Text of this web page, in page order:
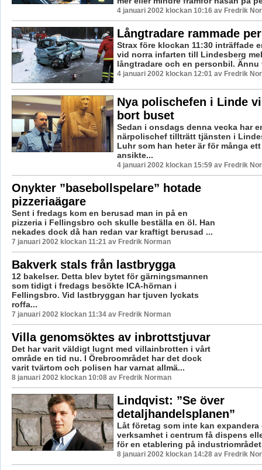
4 januari 2002 klockan 10:16 av Fredrik
Långtradare rammade
Strax före klockan 11:30 inträffade
vid norra infarten till Lindesberg
långtradare och en personbil. Ännu
4 januari 2002 klockan 12:01 av Fredrik
Nya polischefen i Linde
bort buset
Sedan i onsdags denna vecka har
närpolischef tillträtt tjänsten i
Luhr som han heter är för många
ansikte...
4 januari 2002 klockan 15:59 av Fredrik
Onykter ”basebollspelare” hotade
pizzeriaägare
Sent i fredags kom en berusad man in på en
pizzeria i Fellingsbro och skulle beställa en öl. Han
nekades dock då han redan var kraftigt berusad ...
7 januari 2002 klockan 11:21 av Fredrik Norman
Bakverk stals från lastbrygga
12 bakelser. Detta blev bytet för gärningsmannen
som tidigt i fredags besökte ICA-hörnan i
Fellingsbro. Vid lastbryggan har tjuven lyckats
roffa...
7 januari 2002 klockan 11:34 av Fredrik Norman
Villa genomsöktes av inbrottstjuvar
Det har varit väldigt lugnt med villainbrotten i vårt
område en tid nu. I Örebroområdet har det dock
varit tvärtom och polisen har varnat allmä...
8 januari 2002 klockan 10:08 av Fredrik Norman
Lindqvist: ”Se över
detaljhandelsplanen”
Låt företag som inte kan
verksamhet i centrum få dispens
för en etablering på
8 januari 2002 klockan 14:28 av Fredrik